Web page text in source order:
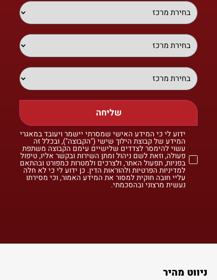
שליחה
ידוע לי כי המידע האישי שמסרתי יישמר ויעובד במאגרי
המידע של קבוצת הילוך שישי ("הקבוצה"), ובכלל זה
עשוי להימסר לצדדים שלישיים עימם הקבוצה משתפת
פעולה, וזאת לשם ניהול ומתן השירות ובקשר אליו, טיפול
בפניות, תפעול האתר, ולצרכים ולמטרות כמפורט ובהתאם
למדיניות הפרטיות ולהוראות הדין. כן ידוע לי כי לא חלה
עליי חובה חוקית למסור את המידע האמור, וכי מסירתו
נעשית מרצוני ובהסכמתי.
ניווט מהיר